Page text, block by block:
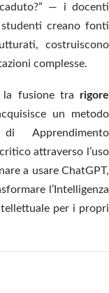
— i docenti
creano fonti
costruiscono
complesse.
la fusione tra rigore
un metodo
Apprendimento
attraverso l’uso
a usare ChatGPT,
l’Intelligenza
per i propri